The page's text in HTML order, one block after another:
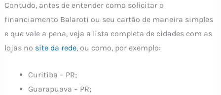
Contudo, antes de entender como solicitar o
financiamento Balaroti ou seu cartão de maneira simples
e que vale a pena, veja a lista completa de cidades com as
lojas no site da rede, ou como, por exemplo:
Curitiba – PR;
Guarapuava – PR;